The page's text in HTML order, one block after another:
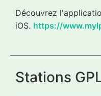
Découvrez
iOS. https://
Stations